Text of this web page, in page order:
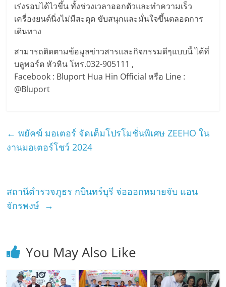
เร่งรอบได้ไวขึ้น ทั้งช่วงเวลาออกตัวและทำความเร็ว
เครื่องยนต์นิ่งไม่มีสะดุด ขับสนุกและมั่นใจขึ้นตลอดการ
เดินทาง
สามารถติดตามข้อมูลข่าวสารและกิจกรรมดีๆแบบนี้ ได้ที่
บลูพอร์ต หัวหิน โทร.032-905111 ,
Facebook : Bluport Hua Hin Official หรือ Line :
@Bluport
← พยัคฆ์ มอเตอร์ จัดเต็มโปรโมชั่นพิเศษ ZEEHO ใน
งานมอเตอร์โชว์ 2024
สถานีตำรวจภูธร กบินทร์บุรี จ่อออกหมายจับ แอน
จักรพงษ์ →
You May Also Like